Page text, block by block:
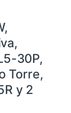
30P,
Torre,
y 2